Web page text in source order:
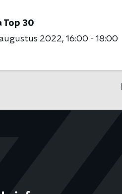
Top 30
2022 16:00 - 18:00